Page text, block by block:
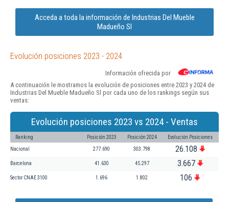
Acceda a toda la información de Industrias Del Mueble
Madueño Sl
Evolución posiciones 2023 - 2024
Información ofrecida por
A continuación le mostramos la evolución de posiciones entre 2023 y 2024 de
Industrias Del Mueble Madueño Sl por cada uno de los rankings según sus
ventas:
Evolución posiciones 2023 vs 2024 - Ventas
Ranking Posición 2023 Posición 2024 Evolución Posiciones
Nacional 277.690 303.798 26.108
Barcelona 41.630 45.297 3.667
Sector CNAE 3100 1.696 1.802 106